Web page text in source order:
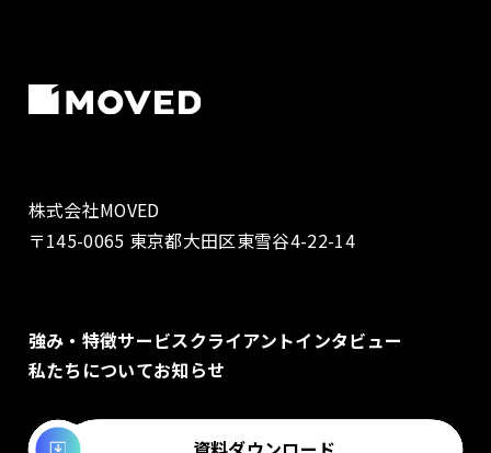
強み・特徴サービスクライアントインタビュー
私たちについてお知らせ
株式会社MOVED
〒145-0065 東京都大田区東雪谷4-22-14